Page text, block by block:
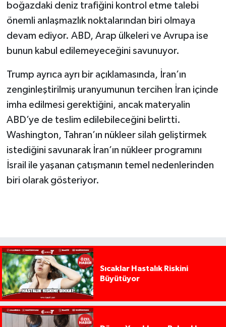
boğazdaki deniz trafiğini kontrol etme talebi
önemli anlaşmazlık noktalarından biri olmaya
devam ediyor. ABD, Arap ülkeleri ve Avrupa ise
bunun kabul edilemeyeceğini savunuyor.
Trump ayrıca ayrı bir açıklamasında, İran’ın
zenginleştirilmiş uranyumunun tercihen İran içinde
imha edilmesi gerektiğini, ancak materyalin
ABD’ye de teslim edilebileceğini belirtti.
Washington, Tahran’ın nükleer silah geliştirmek
istediğini savunarak İran’ın nükleer programını
İsrail ile yaşanan çatışmanın temel nedenlerinden
biri olarak gösteriyor.
Sıcaklar Hastalık Riskini
Büyütüyor